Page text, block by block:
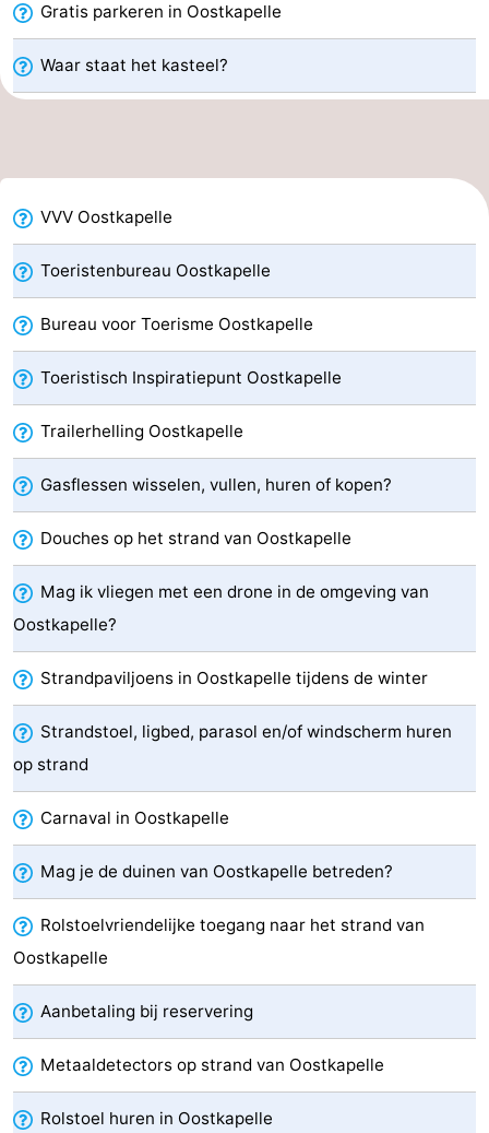
Geere
Zandput
Dennenbos
-
Fort
-
Bongerd
minutes
Strand
Zien
&
doen
Bezienswaardigheden
-
Musea
-
Uitkijkpunten
Attracties
-
Speeltuinen
-
Bowlen
-
Minigolfbanen
Wellness
centra
Dorpen
&
Natuur
Sporten
-
Zwembaden
-
Fietsen
-
Gratis parkeren in Oostkapelle
Waar staat het kasteel?
VVV Oostkapelle
Toeristenbureau Oostkapelle
Bureau voor Toerisme Oostkapelle
Toeristisch Inspiratiepunt Oostkapelle
Trailerhelling Oostkapelle
Gasflessen wisselen, vullen, huren of kopen?
Douches op het strand van Oostkapelle
Mag ik vliegen met een drone in de omgeving van
Oostkapelle?
Strandpaviljoens in Oostkapelle tijdens de winter
Strandstoel, ligbed, parasol en/of windscherm huren
op strand
Carnaval in Oostkapelle
Mag je de duinen van Oostkapelle betreden?
Rolstoelvriendelijke toegang naar het strand van
Oostkapelle
Aanbetaling bij reservering
Metaaldetectors op strand van Oostkapelle
Rolstoel huren in Oostkapelle